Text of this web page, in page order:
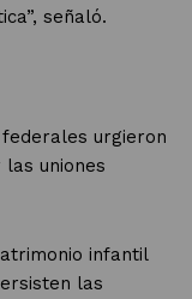
señaló.
urgieron
uniones
infantil
las